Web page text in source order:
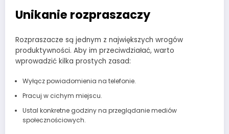
Unikanie rozpraszaczy
Rozpraszacze są jednym z największych wrogów
produktywności. Aby im przeciwdziałać, warto
wprowadzić kilka prostych zasad:
Wyłącz powiadomienia na telefonie.
Pracuj w cichym miejscu.
Ustal konkretne godziny na przeglądanie mediów
społecznościowych.